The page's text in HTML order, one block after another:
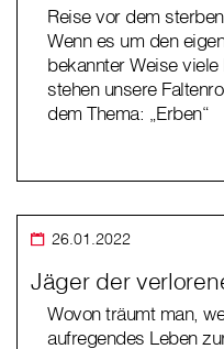
Reise vor dem
Wenn es um den
bekannter Weise
stehen unsere
dem Thema: „Erben“
26.01.2022
Jäger der
Wovon träumt man,
aufregendes Leben